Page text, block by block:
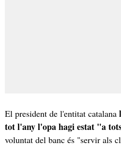
El president de l'entitat catalana
tot l'any l'opa hagi estat "a
voluntat del banc és "servir als